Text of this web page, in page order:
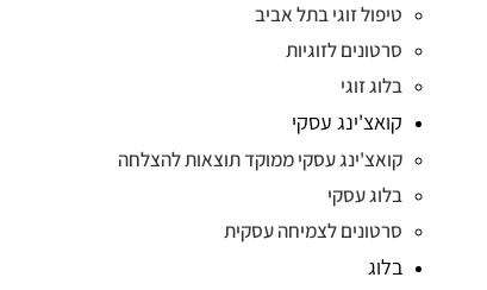
טיפול זוגי בתל אביב
סרטונים לזוגיות
בלוג זוגי
קואצ'ינג עסקי
קואצ'ינג עסקי ממוקד תוצאות להצלחה
בלוג עסקי
סרטונים לצמיחה עסקית
בלוג